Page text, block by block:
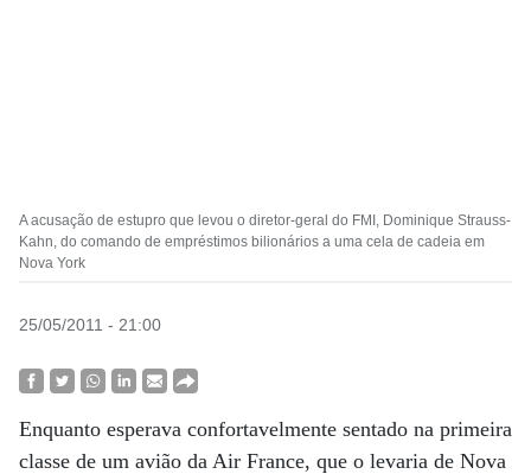
A acusação de estupro que levou o diretor-geral do FMI, Dominique Strauss-
Kahn, do comando de empréstimos bilionários a uma cela de cadeia em
Nova York
25/05/2011 - 21:00
Enquanto esperava confortavelmente sentado na primeira
classe de um avião da Air France, que o levaria de Nova